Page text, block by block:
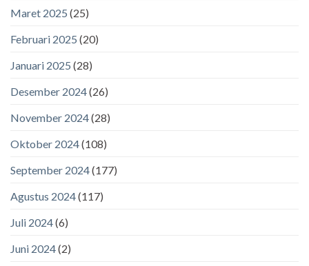
Maret 2025 (25)
Februari 2025 (20)
Januari 2025 (28)
Desember 2024(26)
November 2024(28)
Oktober 2024(108)
September 2024(177)
Agustus 2024(117)
Juli 2024(6)
Juni 2024(2)